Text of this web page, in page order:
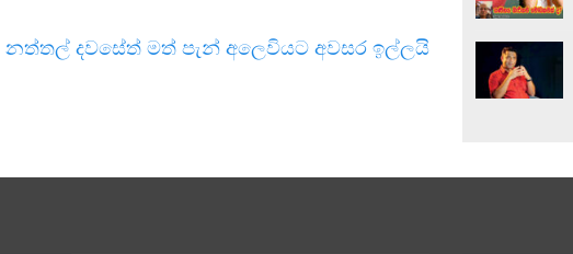
නත්තල් දවසේත් මත් පැන් අලෙවියට අවසර ඉල්ලයි